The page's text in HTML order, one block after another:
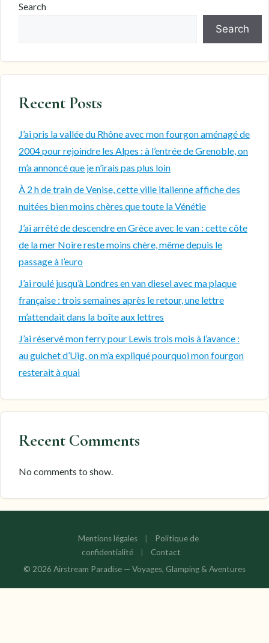
Search
Search
Recent Posts
J’ai pris la vallée du Rhône avec mon fourgon aménagé de
2004 pour rejoindre les Alpes : à l’entrée de Grenoble, on
m’a annoncé que je n’irais pas plus loin
À 2 h de train de Venise, cette ville italienne affiche des
nuitées bien moins chères que toute la Vénétie
J’ai arrêté de descendre en Grèce avec le van : cette côte
de la mer Noire reste moins chère, même depuis le
passage à l’euro
J’ai roulé jusqu’à Londres en van diesel avec ma plaque
française : trois semaines après le retour, une lettre
m’attendait dans la boîte aux lettres
J’ai réservé mon ferry pour Lewis trois mois à l’avance :
au guichet d’Uig, on m’a expliqué pourquoi mon fourgon
resterait à quai
Recent Comments
No comments to show.
Mentions légales
Politique de
confidentialité
Contact
© 2026 Airstream Paradise — Voyages, Glamping & Aventures